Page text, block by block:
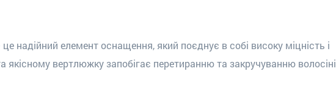
це надійний елемент оснащення, який поєднує в собі високу міцність і
якісному вертлюжку запобігає перетиранню та закручуванню